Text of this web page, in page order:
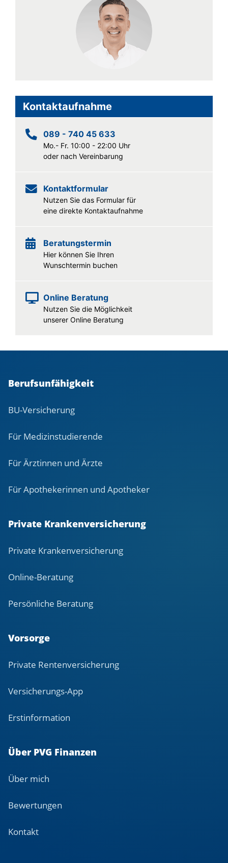
Kontaktaufnahme
089 - 740 45 633
Mo.- Fr. 10:00 - 22:00 Uhr
oder nach Vereinbarung
Kontaktformular
Nutzen Sie das Formular für
eine direkte Kontaktaufnahme
Beratungstermin
Hier können Sie Ihren
Wunschtermin buchen
Online Beratung
Nutzen Sie die Möglichkeit
unserer Online Beratung
Berufsunfähigkeit
BU-Versicherung
Für Medizinstudierende
Für Ärztinnen und Ärzte
Für Apothekerinnen und Apotheker
Private Krankenversicherung
Private Krankenversicherung
Online-Beratung
Persönliche Beratung
Vorsorge
Private Rentenversicherung
Versicherungs-App
Erstinformation
Über PVG Finanzen
Über mich
Bewertungen
Kontakt